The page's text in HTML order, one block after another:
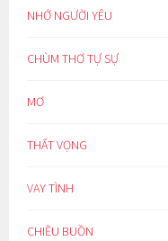
NHỚ NGƯỜI YÊU
CHÙM THƠ TỰ SỰ
MƠ
THẤT VỌNG
VAY TÌNH
CHIỀU BUỒN